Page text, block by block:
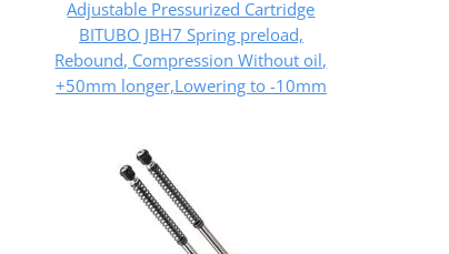
Adjustable Pressurized Cartridge
BITUBO JBH7 Spring preload,
Rebound, Compression Without oil,
+50mm longer,Lowering to -10mm